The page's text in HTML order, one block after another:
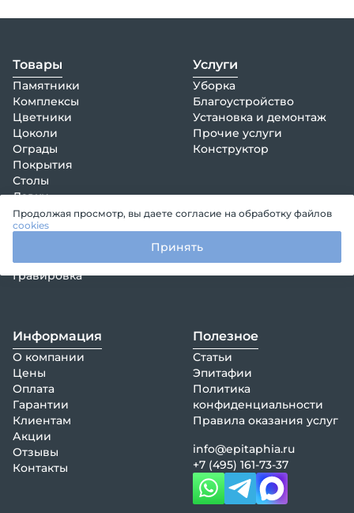
Товары
Памятники
Комплексы
Цветники
Цоколи
Ограды
Покрытия
Столы
Лавки
Кресты
Венки, композиции
Оформление памятника
Гравировка
Услуги
Уборка
Благоустройство
Установка и демонтаж
Прочие услуги
Конструктор
Информация
О компании
Цены
Оплата
Гарантии
Клиентам
Акции
Отзывы
Контакты
Полезное
Статьи
Эпитафии
Политика
конфиденциальности
Правила оказания услуг
info@epitaphia.ru
+7 (495) 161-73-37
Продолжая просмотр, вы даете согласие на обработку файлов
cookies
Принять